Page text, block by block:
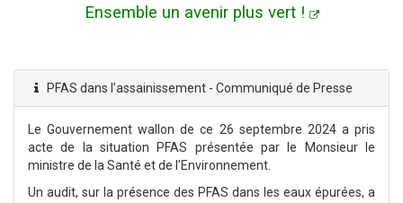
Ensemble un avenir plus vert !
PFAS dans l’assainissement - Communiqué de Presse
Le Gouvernement wallon de ce 26 septembre 2024 a pris
acte de la situation PFAS présentée par le Monsieur le
ministre de la Santé et de l’Environnement.
Un audit, sur la présence des PFAS dans les eaux épurées, a